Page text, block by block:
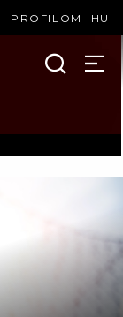
PROFILOM HU